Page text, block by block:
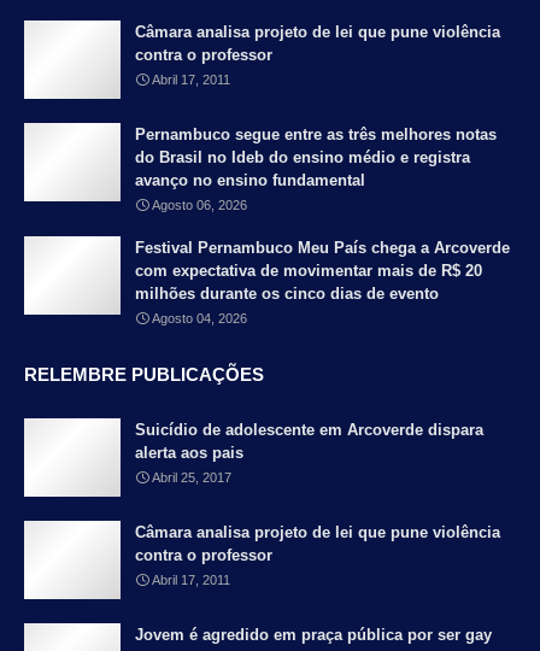
Câmara analisa projeto de lei que pune violência
contra o professor
Abril 17, 2011
Pernambuco segue entre as três melhores notas
do Brasil no Ideb do ensino médio e registra
avanço no ensino fundamental
Agosto 06, 2026
Festival Pernambuco Meu País chega a Arcoverde
com expectativa de movimentar mais de R$ 20
milhões durante os cinco dias de evento
Agosto 04, 2026
RELEMBRE PUBLICAÇÕES
Suicídio de adolescente em Arcoverde dispara
alerta aos pais
Abril 25, 2017
Câmara analisa projeto de lei que pune violência
contra o professor
Abril 17, 2011
Jovem é agredido em praça pública por ser gay